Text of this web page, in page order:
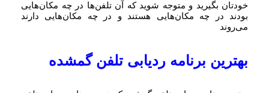
خودتان بگیرید و متوجه شوید که آن تلفن‌ها در چه مکان‌هایی
بودند در چه مکان‌هایی هستند و در چه مکان‌هایی دارند
می‌روند
بهترین برنامه ردیابی تلفن گمشده